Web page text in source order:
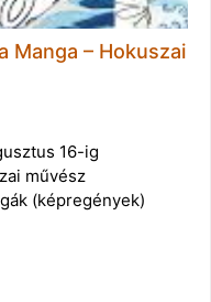
Manga – Hokuszai
16-ig
művész
(képregények)